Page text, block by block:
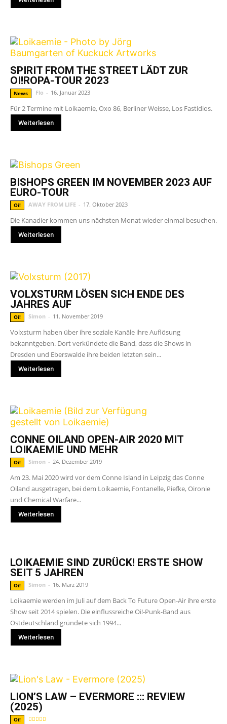
SPIRIT FROM THE STREET LÄDT ZUR
OI!ROPA-TOUR 2023
News Flo - 16. Januar 2023
Für 2 Termine mit Loikaemie, Oxo 86, Berliner Weisse, Los Fastidios.
Weiterlesen
BISHOPS GREEN IM NOVEMBER 2023 AUF
EURO-TOUR
Oi! AWAY FROM LIFE - 17. Oktober 2023
Die Kanadier kommen uns nächsten Monat wieder einmal besuchen.
Weiterlesen
VOLXSTURM LÖSEN SICH ENDE DES
JAHRES AUF
Oi! Simon - 11. November 2019
Volxsturm haben über ihre soziale Kanäle ihre Auflösung
bekanntgeben. Dort verkündete die Band, dass die Shows in
Dresden und Eberswalde ihre beiden letzten sein...
Weiterlesen
CONNE OILAND OPEN-AIR 2020 MIT
LOIKAEMIE UND MEHR
Oi! Simon - 24. Dezember 2019
Am 23. Mai 2020 wird vor dem Conne Island in Leipzig das Conne
Oiland ausgetragen, bei dem Loikaemie, Fontanelle, Piefke, Oironie
und Chemical Warfare...
Weiterlesen
LOIKAEMIE SIND ZURÜCK! ERSTE SHOW
SEIT 5 JAHREN
Oi! Simon - 16. März 2019
Loikaemie werden im Juli auf dem Back To Future Open-Air ihre erste
Show seit 2014 spielen. Die einflussreiche Oi!-Punk-Band aus
Ostdeutschland gründete sich 1994...
Weiterlesen
LION’S LAW – EVERMORE ::: REVIEW
(2025)
Oi!